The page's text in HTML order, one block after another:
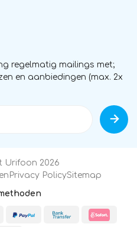
regelmatig mailings met;
en aanbiedingen (max. 2x
Urifoon 2026
Privacy PolicySitemap